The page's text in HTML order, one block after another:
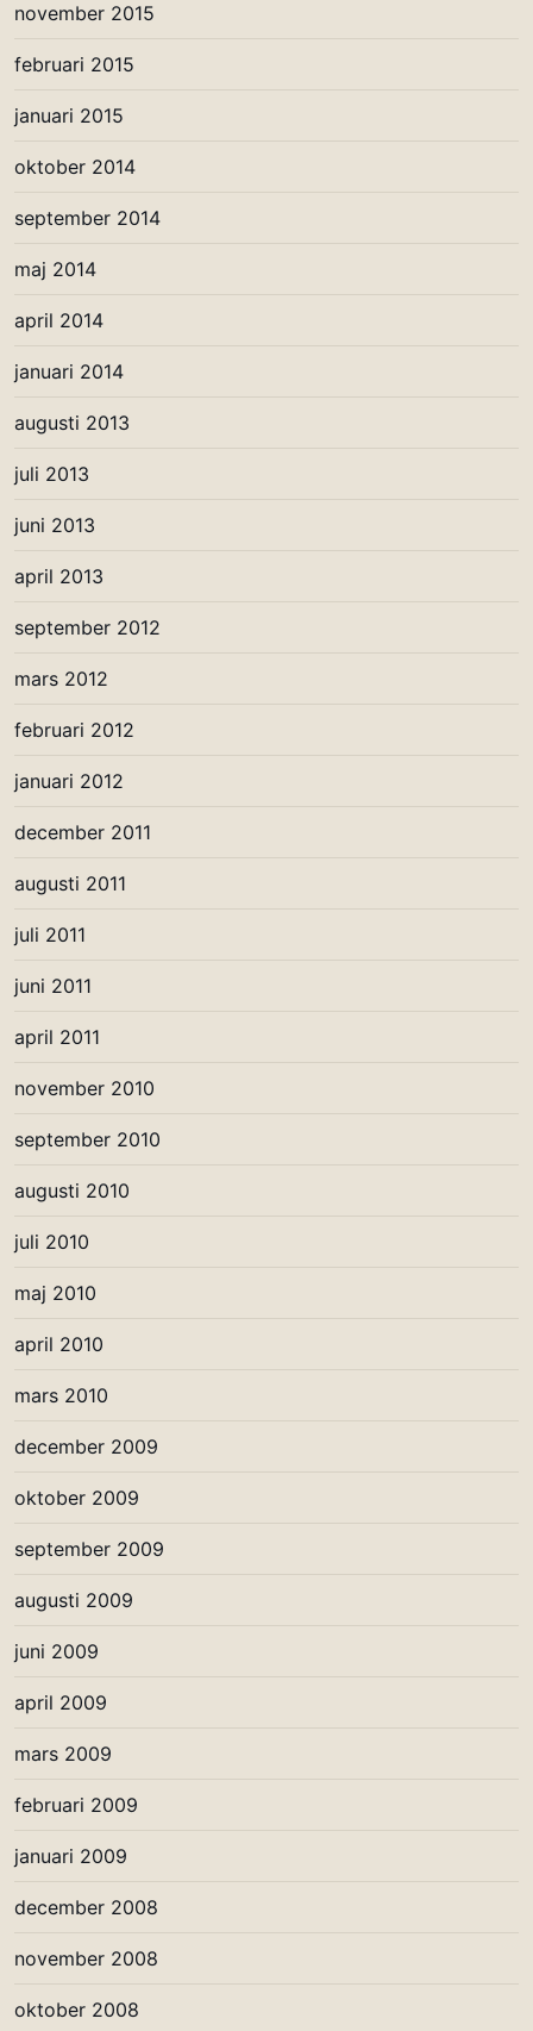
november 2015
februari 2015
januari 2015
oktober 2014
september 2014
maj 2014
april 2014
januari 2014
augusti 2013
juli 2013
juni 2013
april 2013
september 2012
mars 2012
februari 2012
januari 2012
december 2011
augusti 2011
juli 2011
juni 2011
april 2011
november 2010
september 2010
augusti 2010
juli 2010
maj 2010
april 2010
mars 2010
december 2009
oktober 2009
september 2009
augusti 2009
juni 2009
april 2009
mars 2009
februari 2009
januari 2009
december 2008
november 2008
oktober 2008